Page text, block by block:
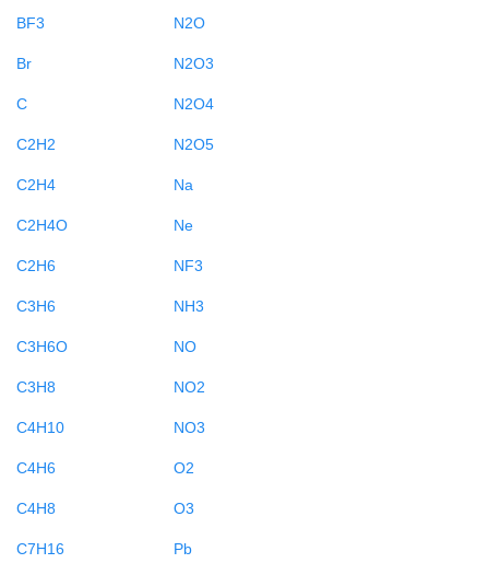
BF3
Br
C
C2H2
C2H4
C2H4O
C2H6
C3H6
C3H6O
C3H8
C4H10
C4H6
C4H8
C7H16
N2O
N2O3
N2O4
N2O5
Na
Ne
NF3
NH3
NO
NO2
NO3
O2
O3
Pb